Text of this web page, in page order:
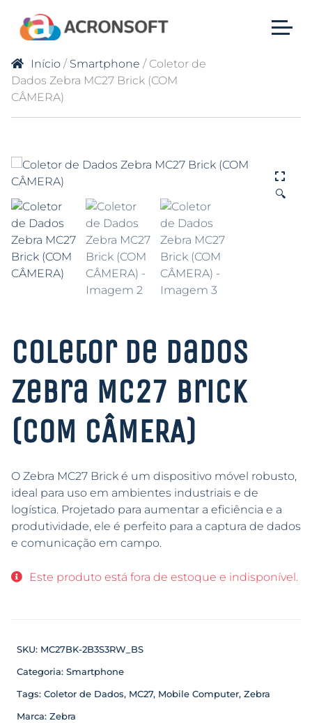
Início / Smartphone / Coletor de
Dados Zebra MC27 Brick (COM
CÂMERA)
🔍
Coletor de Dados
Zebra MC27 Brick
(COM CÂMERA)
O Zebra MC27 Brick é um dispositivo móvel robusto,
ideal para uso em ambientes industriais e de
logística. Projetado para aumentar a eficiência e a
produtividade, ele é perfeito para a captura de dados
e comunicação em campo.
Este produto está fora de estoque e indisponível.
SKU: MC27BK-2B3S3RW_BS
Categoria: Smartphone
Tags: Coletor de Dados, MC27, Mobile Computer, Zebra
Marca: Zebra